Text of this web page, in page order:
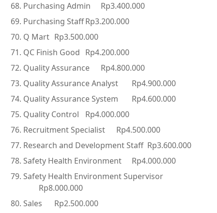
Purchasing Admin
Rp3.400.000
Purchasing StaffRp3.200.000
Q Mart Rp3.500.000
QC Finish Good Rp4.200.000
Quality Assurance
Rp4.800.000
Quality Assurance Analyst
Rp4.900.000
Quality Assurance System
Rp4.600.000
Quality Control
Rp4.000.000
Recruitment Specialist
Rp4.500.000
Research and Development Staff Rp3.600.000
Safety Health Environment
Rp4.000.000
Safety Health Environment Supervisor
Rp8.000.000
Sales
Rp2.500.000